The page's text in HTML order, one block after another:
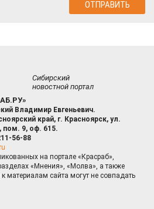
Сибирский
новостной портал
Владимир Евгеньевич.
край, г. Красноярск, ул.
9, оф. 615.
56-88
на портале «Красраб»,
«Мнения», «Молва», а также
материалам сайта могут не совпадать